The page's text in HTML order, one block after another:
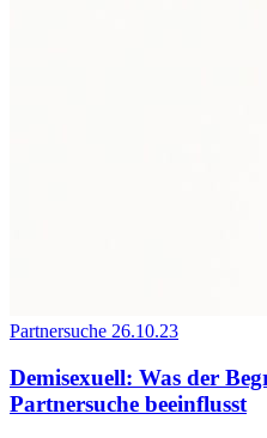
Partnersuche 26.10.23
Demisexuell: Was der
Partnersuche beeinflusst